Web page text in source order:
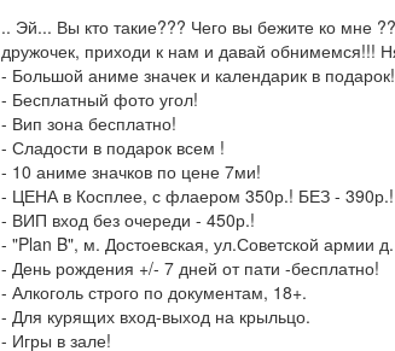
.. Эй... Вы кто такие??? Чего вы бежите ко мне
дружочек, приходи к нам и давай обнимемся!!!
- Большой аниме значек и календарик в подарок!
- Бесплатный фото угол!
- Вип зона бесплатно!
- Сладости в подарок всем !
- 10 аниме значков по цене 7ми!
- ЦЕНА в Косплее, с флаером 350р.! БЕЗ - 390р.!
- ВИП вход без очереди - 450р.!
- "Plan B", м. Достоевская, ул.Советской армии
- День рождения +/- 7 дней от пати -бесплатно!
- Алкоголь строго по документам, 18+.
- Для курящих вход-выход на крыльцо.
- Игры в зале!